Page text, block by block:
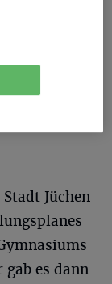
Vorsitzender
Jüchen
gab es dann